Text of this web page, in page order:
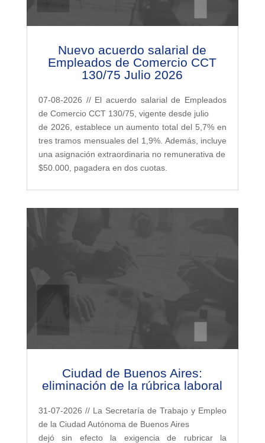
Nuevo acuerdo salarial de
Empleados de Comercio CCT
130/75 Julio 2026
07-08-2026 // El acuerdo salarial de Empleados
de Comercio CCT 130/75, vigente desde julio
de 2026, establece un aumento total del 5,7% en
tres tramos mensuales del 1,9%. Además, incluye
una asignación extraordinaria no remunerativa de
$50.000, pagadera en dos cuotas.
Ciudad de Buenos Aires:
eliminación de la rúbrica laboral
31-07-2026 // La Secretaría de Trabajo y Empleo
de la Ciudad Autónoma de Buenos Aires
dejó sin efecto la exigencia de rubricar la